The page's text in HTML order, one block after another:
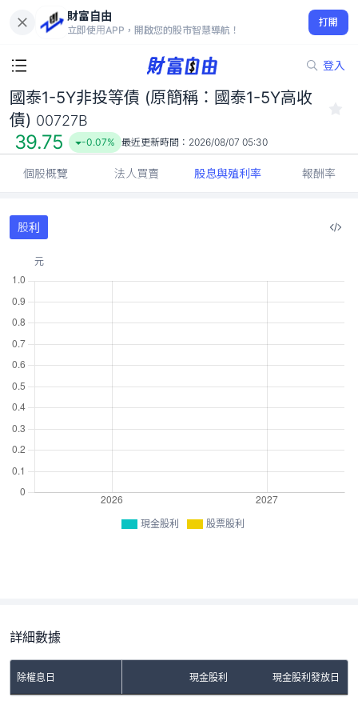
財富自由
立即使用APP，開啟您的股市智慧導航！
打開
登入
國泰1-5Y非投等債 (原簡稱：國泰1-5Y高收債) 00727B
39.75
-0.07%
國泰1-5Y非投等債 (原簡稱：國泰1-5Y高收
債) 00727B
39.75 -0.07% 最近更新時間： 2026/08/07 05:30
個股概覽 法人買賣 股息與殖利率 報酬率
股利
現金股利 股票股利
詳細數據
除權息日 現金股利 現金股利發放日